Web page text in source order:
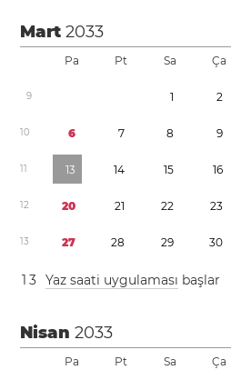
Mart2033
Pa Pt Sa Ça
9 1 2
10 6 7 8 9
11 13 14 15 16
12 20 21 22 23
13 27 28 29 30
1 3 Yaz saati uygulaması başlar
Nisan2033
Pa Pt Sa Ça